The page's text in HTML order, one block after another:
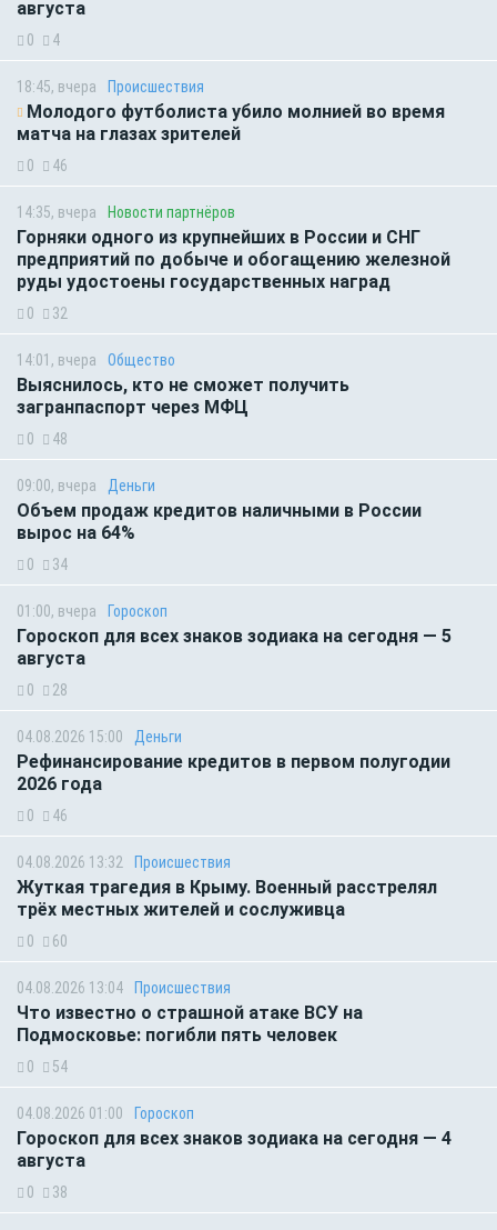
августа
0 4
18:45, вчера Происшествия
Молодого футболиста убило молнией во время
матча на глазах зрителей
0 46
14:35, вчера Новости партнёров
Горняки одного из крупнейших в России и СНГ
предприятий по добыче и обогащению железной
руды удостоены государственных наград
0 32
14:01, вчера Общество
Выяснилось, кто не сможет получить
загранпаспорт через МФЦ
0 48
09:00, вчера Деньги
Объем продаж кредитов наличными в России
вырос на 64%
0 34
01:00, вчера Гороскоп
Гороскоп для всех знаков зодиака на сегодня — 5
августа
0 28
04.08.2026 15:00 Деньги
Рефинансирование кредитов в первом полугодии
2026 года
0 46
04.08.2026 13:32 Происшествия
Жуткая трагедия в Крыму. Военный расстрелял
трёх местных жителей и сослуживца
0 60
04.08.2026 13:04 Происшествия
Что известно о страшной атаке ВСУ на
Подмосковье: погибли пять человек
0 54
04.08.2026 01:00 Гороскоп
Гороскоп для всех знаков зодиака на сегодня — 4
августа
0 38